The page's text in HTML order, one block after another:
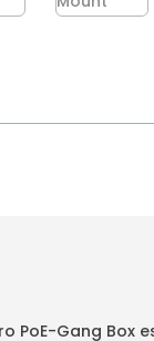
PoE-Gang